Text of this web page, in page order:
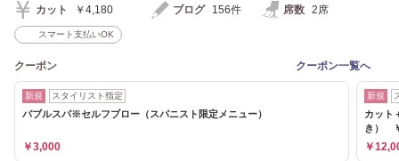
カット ￥4,180 ブログ 156件 席数 2席
スマート支払いOK
クーポン クーポン一覧へ
新規 スタイリスト指定
バブルスパ※セルフブロー（スパニスト限定メニュー）
￥3,000
新規
カット
き）
￥